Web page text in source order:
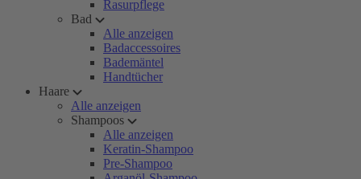
Rasurpflege
Bad
Alle anzeigen
Badaccessoires
Bademäntel
Handtücher
Haare
Alle anzeigen
Shampoos
Alle anzeigen
Keratin-Shampoo
Pre-Shampoo